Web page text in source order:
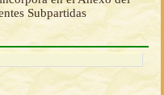
Subpartidas